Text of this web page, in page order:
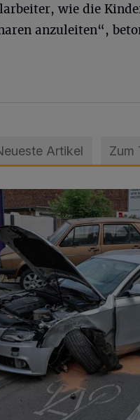
wie die
anzuleiten“,
Artikel Zum
Promille